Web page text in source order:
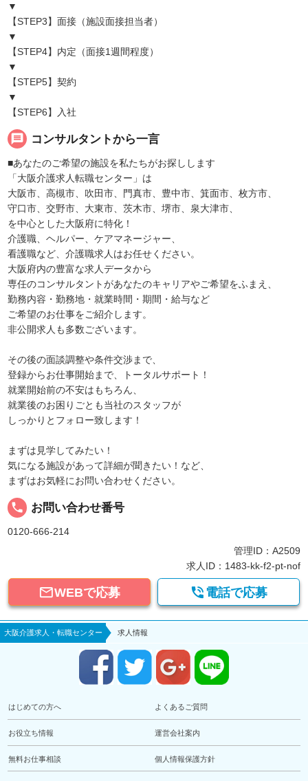
▼
【STEP3】面接（施設面接担当者）
▼
【STEP4】内定（面接1週間程度）
▼
【STEP5】契約
▼
【STEP6】入社
message コンサルタントから一言
■あなたのご希望の施設を私たちがお探しします
「大阪介護求人転職センター」は
大阪市、高槻市、吹田市、門真市、豊中市、箕面市、枚方市、
守口市、交野市、大東市、茨木市、堺市、泉大津市、
を中心とした大阪府に特化！
介護職、ヘルパー、ケアマネージャー、
看護職など、介護職求人はお任せください。
大阪府内の豊富な求人データから
専任のコンサルタントがあなたのキャリアやご希望をふまえ、
勤務内容・勤務地・就業時間・期間・給与など
ご希望のお仕事をご紹介します。
非公開求人も多数ございます。
その後の面談調整や条件交渉まで、
登録からお仕事開始まで、トータルサポート！
就業開始前の不安はもちろん、
就業後のお困りごとも当社のスタッフが
しっかりとフォロー致します！
まずは見学してみたい！
気になる施設があって詳細が聞きたい！など、
まずはお気軽にお問い合わせください。
local_phone お問い合わせ番号
0120-666-214
管理ID：A2509
求人ID：1483-kk-f2-pt-nof
WEBで応募  電話で応募
大阪介護求人・転職センター 求人情報
はじめての方へ よくあるご質問
お役立ち情報 運営会社案内
無料お仕事相談 個人情報保護方針